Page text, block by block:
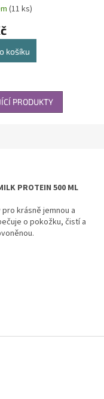
(11 ks)
košíku
PRODUKTY
PROTEIN 500 ML
krásně jemnou a
o pokožku, čistí a